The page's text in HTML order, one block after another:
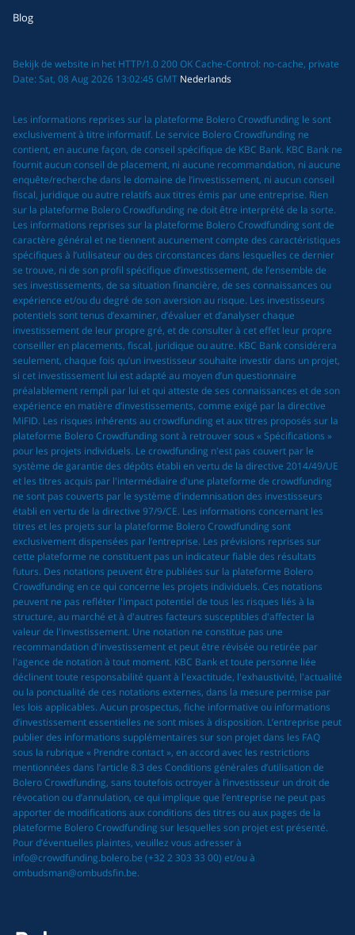
Blog
Bekijk de website in het HTTP/1.0 200 OK Cache-Control: no-cache, private
Date: Sat, 08 Aug 2026 13:02:45 GMT Nederlands
Les informations reprises sur la plateforme Bolero Crowdfunding le sont
exclusivement à titre informatif. Le service Bolero Crowdfunding ne
contient, en aucune façon, de conseil spécifique de KBC Bank. KBC Bank ne
fournit aucun conseil de placement, ni aucune recommandation, ni aucune
enquête/recherche dans le domaine de l’investissement, ni aucun conseil
fiscal, juridique ou autre relatifs aux titres émis par une entreprise. Rien
sur la plateforme Bolero Crowdfunding ne doit être interprété de la sorte.
Les informations reprises sur la plateforme Bolero Crowdfunding sont de
caractère général et ne tiennent aucunement compte des caractéristiques
spécifiques à l’utilisateur ou des circonstances dans lesquelles ce dernier
se trouve, ni de son profil spécifique d’investissement, de l’ensemble de
ses investissements, de sa situation financière, de ses connaissances ou
expérience et/ou du degré de son aversion au risque. Les investisseurs
potentiels sont tenus d’examiner, d’évaluer et d’analyser chaque
investissement de leur propre gré, et de consulter à cet effet leur propre
conseiller en placements, fiscal, juridique ou autre. KBC Bank considérera
seulement, chaque fois qu’un investisseur souhaite investir dans un projet,
si cet investissement lui est adapté au moyen d’un questionnaire
préalablement rempli par lui et qui atteste de ses connaissances et de son
expérience en matière d’investissements, comme exigé par la directive
MiFID. Les risques inhérents au crowdfunding et aux titres proposés sur la
plateforme Bolero Crowdfunding sont à retrouver sous « Spécifications »
pour les projets individuels. Le crowdfunding n'est pas couvert par le
système de garantie des dépôts établi en vertu de la directive 2014/49/UE
et les titres acquis par l'intermédiaire d'une plateforme de crowdfunding
ne sont pas couverts par le système d'indemnisation des investisseurs
établi en vertu de la directive 97/9/CE. Les informations concernant les
titres et les projets sur la plateforme Bolero Crowdfunding sont
exclusivement dispensées par l’entreprise. Les prévisions reprises sur
cette plateforme ne constituent pas un indicateur fiable des résultats
futurs. Des notations peuvent être publiées sur la plateforme Bolero
Crowdfunding en ce qui concerne les projets individuels. Ces notations
peuvent ne pas refléter l'impact potentiel de tous les risques liés à la
structure, au marché et à d'autres facteurs susceptibles d'affecter la
valeur de l'investissement. Une notation ne constitue pas une
recommandation d'investissement et peut être révisée ou retirée par
l'agence de notation à tout moment. KBC Bank et toute personne liée
déclinent toute responsabilité quant à l'exactitude, l'exhaustivité, l'actualité
ou la ponctualité de ces notations externes, dans la mesure permise par
les lois applicables. Aucun prospectus, fiche informative ou informations
d’investissement essentielles ne sont mises à disposition. L’entreprise peut
publier des informations supplémentaires sur son projet dans les FAQ
sous la rubrique « Prendre contact », en accord avec les restrictions
mentionnées dans l’article 8.3 des Conditions générales d’utilisation de
Bolero Crowdfunding, sans toutefois octroyer à l’investisseur un droit de
révocation ou d’annulation, ce qui implique que l’entreprise ne peut pas
apporter de modifications aux conditions des titres ou aux pages de la
plateforme Bolero Crowdfunding sur lesquelles son projet est présenté.
Pour d’éventuelles plaintes, veuillez vous adresser à
info@crowdfunding.bolero.be (+32 2 303 33 00) et/ou à
ombudsman@ombudsfin.be.